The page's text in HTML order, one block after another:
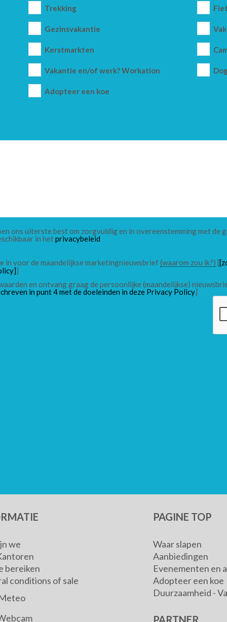
Trekking
Gezinsvakantie
Kerstmarkten
Vakantie en/of werk? Workation
Adopteer een koe
ons uiterste best om zorgvuldig en in overeenstemming met de
in hetprivacybeleid
in voor de maandelijkse marketingnieuwsbrief(waarom zou ik?) [
]
en ontvang graag de persoonlijke (maandelijkse)
in punt 4 met de doeleinden in deze Privacy Policy]
we
bereiken
conditions of sale
PAGINE TOP
Waar slapen
Aanbiedingen
Evenementen en
Adopteer een koe
Duurzaamheid -
PARTNER